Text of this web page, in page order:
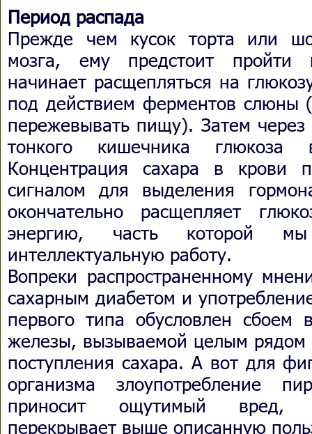
Период распада
Прежде чем кусок торта или
мозга, ему предстоит пройти
начинает расщепляться на
под действием ферментов слюны
пережевывать пищу). Затем через
тонкого кишечника глюкоза
Концентрация сахара в крови
сигналом для выделения
окончательно расщепляет
энергию, часть которой
интеллектуальную работу.
Вопреки распространенному
сахарным диабетом и
первого типа обусловлен сбоем
железы, вызываемой целым рядом
поступления сахара. А вот для
организма злоупотребление
приносит ощутимый вред,
перекрывает выше описанную